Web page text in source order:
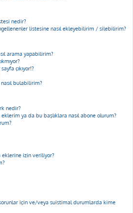
nedir?
listesine nasıl ekleyebilirim / silebilirim?
arama yapabilirim?
çıkıyor!?
nasıl bulabilirim?
nedir?
ya da bu başlıklara nasıl abone olurum?
eklerine izin veriliyor?
için ve/veya suistimal durumlarda kime